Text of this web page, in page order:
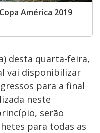
América 2019
desta quarta-feira,
vai disponibilizar
para a final
neste
serão
para todas as